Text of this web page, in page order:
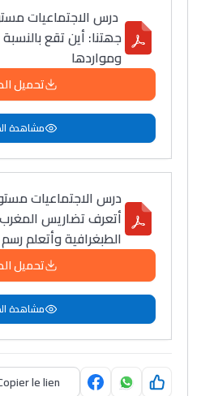
درس الاجتماعيات
جھتنا: أین تقع
ومواردھا
تحميل
مشاهدة
درس الاجتماعيات
أتعرف تضاريس
الطبغرافية وأتعلم
تحميل
مشاهدة
le lien